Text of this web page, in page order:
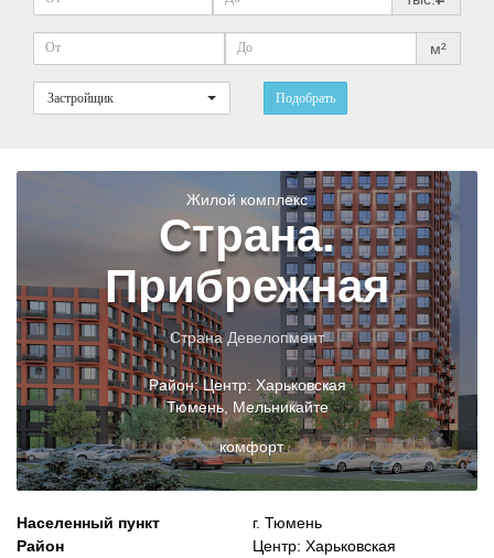
м²
Застройщик Подобрать
Жилой комплекс
Страна.
Прибрежная
Страна Девелопмент
Район:Центр: Харьковская
Тюмень, Мельникайте
комфорт
Населенный пункт
Район
г. Тюмень
Центр: Харьковская